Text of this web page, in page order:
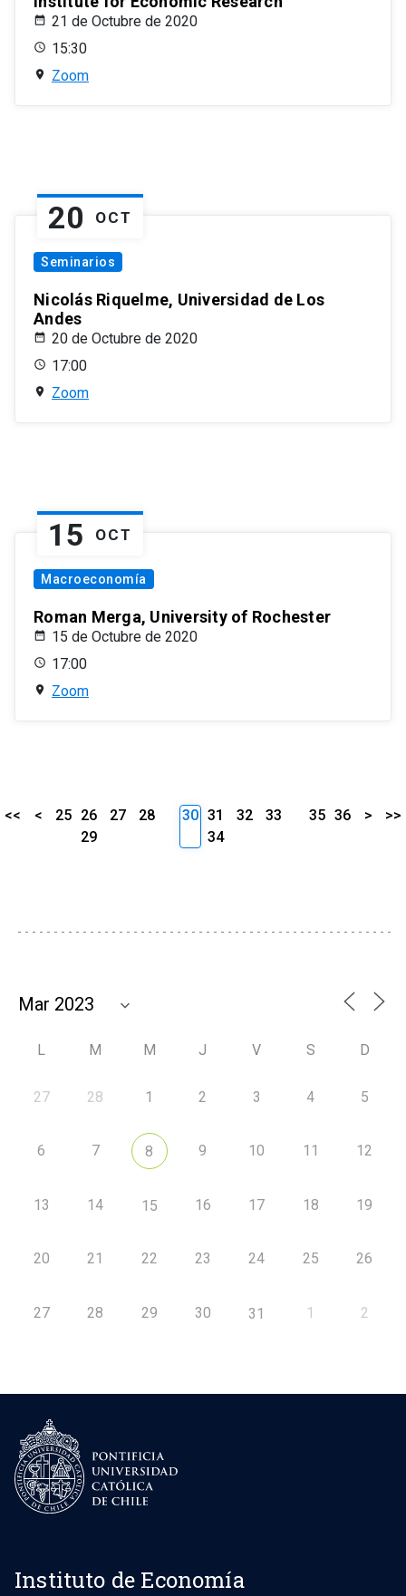
21 de Octubre de 2020
15:30
Zoom
20 OCT
Seminarios
Nicolás Riquelme, Universidad de Los
Andes
20 de Octubre de 2020
17:00
Zoom
15 OCT
Macroeconomía
Roman Merga, University of Rochester
15 de Octubre de 2020
17:00
Zoom
<< < 25 26 27
28
29
30 31 32
33
34
35 36 > >>
L M M J V S D
27 28 1 2 3 4 5
6 7 8 9 10 11 12
13 14 15 16 17 18 19
20 21 22 23 24 25 26
27 28 29 30 31 1 2
Instituto de Economía